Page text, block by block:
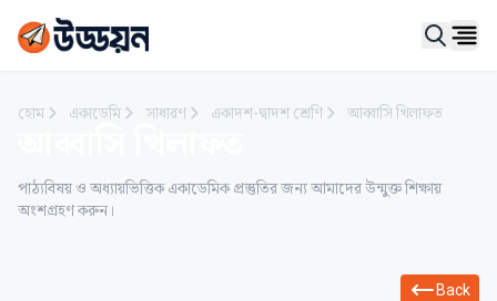
হোম একাডেমি সাধারণ একাদশ-দ্বাদশ শ্রেণি আব্বাসি খিলাফত
পাঠ্যবিষয় ও অধ্যায়ভিত্তিক একাডেমিক প্রস্তুতির জন্য আমাদের উন্মুক্ত শিক্ষায়
অংশগ্রহণ করুন।
Back